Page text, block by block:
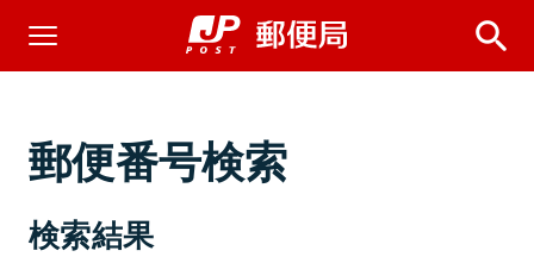
郵便番号検索
検索結果